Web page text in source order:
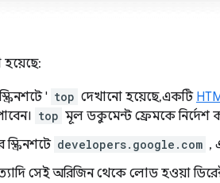
হয়েছে:
' top দেখানো হয়েছে, একটি
top মূল ডকুমেন্ট ফ্রেমকে নির্দেশ
স্ক্রিনশটে developers.google.com ,
সেই অরিজিন থেকে লোড হওয়া